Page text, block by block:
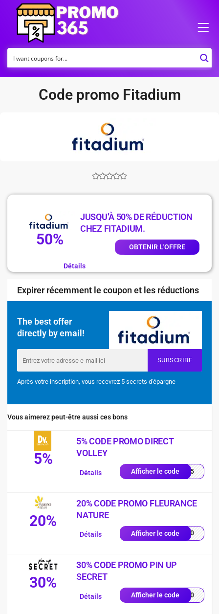
Code promo Fitadium
50%
JUSQU’À 50% DE RÉDUCTION
CHEZ FITADIUM.
OBTENIR L'OFFRE
Détails
Expirer récemment le coupon et les réductions
The best offer
directly by email!
SUBSCRIBE
Après votre inscription, vous recevrez 5 secrets d'épargne
Vous aimerez peut-être aussi ces bons
5%
5% CODE PROMO DIRECT
VOLLEY
Afficher le codeLEY5
Détails
20%
20% CODE PROMO FLEURANCE
NATURE
Afficher le codeEU20
Détails
30%
30% CODE PROMO PIN UP
SECRET
Afficher le codeUP30
Détails